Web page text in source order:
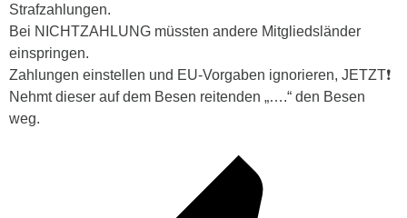
Strafzahlungen.
Bei NICHTZAHLUNG müssten andere Mitgliedsländer
einspringen.
Zahlungen einstellen und EU-Vorgaben ignorieren, JETZT❗
Nehmt dieser auf dem Besen reitenden „….“ den Besen
weg.